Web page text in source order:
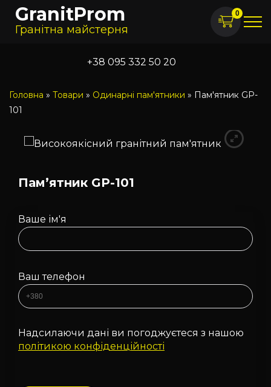
GranitProm
Гранітна майстерня
0
+38 095 332 50 20
Головна » Товари » Одинарні пам'ятники » Пам'ятник GP-
101
Пам’ятник GP-101
Ваше ім'я
Ваш телефон
Надсилаючи дані ви погоджуєтеся з нашою
політикою конфіденційності